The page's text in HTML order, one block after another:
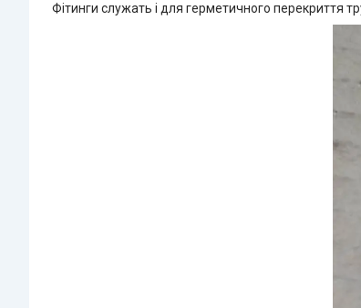
Фітинги служать і для герметичного перекриття